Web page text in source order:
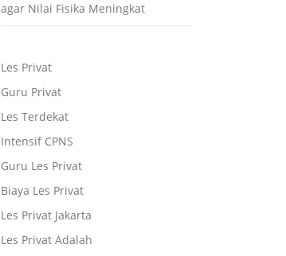
agar Nilai Fisika Meningkat
Les Privat
Guru Privat
Les Terdekat
Intensif CPNS
Guru Les Privat
Biaya Les Privat
Les Privat Jakarta
Les Privat Adalah